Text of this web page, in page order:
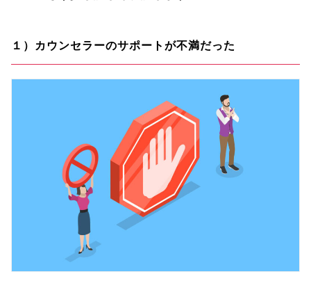
１）カウンセラーのサポートが不満だった